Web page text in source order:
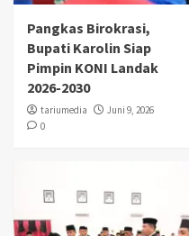
Pangkas Birokrasi,
Bupati Karolin Siap
Pimpin KONI Landak
2026-2030
tariumedia
Juni 9, 2026
0